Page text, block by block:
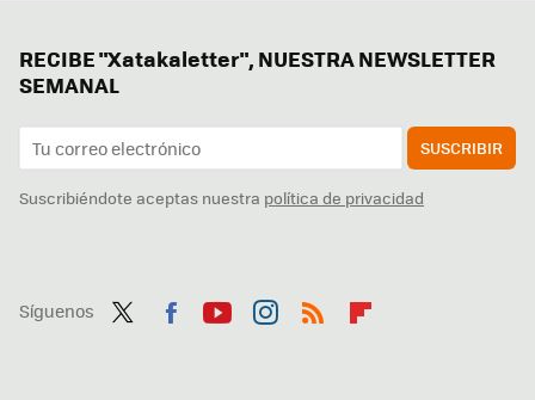
RECIBE "Xatakaletter", NUESTRA NEWSLETTER
SEMANAL
SUSCRIBIR
Suscribiéndote aceptas nuestra política de privacidad
Síguenos